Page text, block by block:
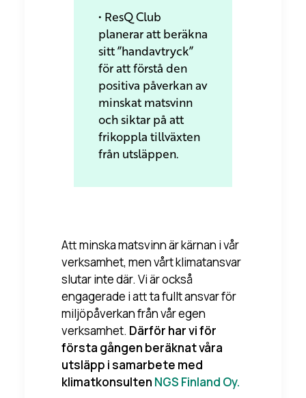
• ResQ Club
planerar att beräkna
sitt ”handavtryck”
för att förstå den
positiva påverkan av
minskat matsvinn
och siktar på att
frikoppla tillväxten
från utsläppen.
Att minska matsvinn är kärnan i vår
verksamhet, men vårt klimatansvar
slutar inte där. Vi är också
engagerade i att ta fullt ansvar för
miljöpåverkan från vår egen
verksamhet. Därför har vi för
första gången beräknat våra
utsläpp i samarbete med
klimatkonsulten NGS Finland Oy.